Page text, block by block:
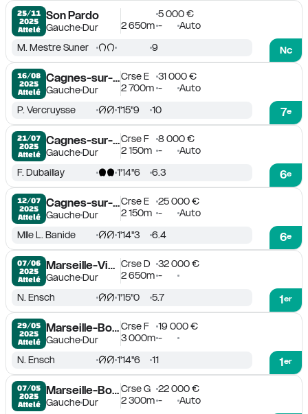
25/11
2025
Attelé
Son Pardo
GaucheDur
5 000 €
2 650m -
Auto
Nc
M. Mestre Suner 9
16/08
2025
Attelé
Cagnes-sur-Mer
GaucheDur
Crse E
31 000 €
2 700m - Auto
7e
P. Vercruysse 1'15''9 10
21/07
2025
Attelé
Cagnes-sur-Mer
GaucheDur
Crse F
8 000 €
2 150m - Auto
6e
F. Dubaillay 1'14''6 6.3
12/07
2025
Attelé
Cagnes-sur-Mer
GaucheDur
Crse E
25 000 €
2 150m - Auto
6e
Mlle L. Banide 1'14''3 6.4
07/06
2025
Attelé
Marseille-Vivaux
GaucheDur
Crse D
32 000 €
2 650m -
1er
N. Ensch 1'15''0 5.7
29/05
2025
Attelé
Marseille-Borély
GaucheDur
Crse F
19 000 €
3 000m -
1er
N. Ensch 1'14''6 11
07/05
2025
Attelé
Marseille-Borély
GaucheDur
Crse G
22 000 €
2 300m - Auto